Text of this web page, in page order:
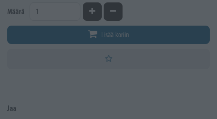
Määrä Kasvata määrääVähennä määrää
Lisää koriin
Jaa